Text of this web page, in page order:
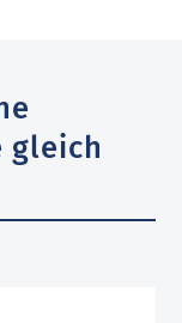
gleich